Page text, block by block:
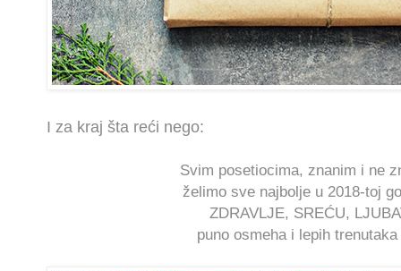
I za kraj šta reći nego:
Svim posetiocima, znanim i ne
želimo sve najbolje u 2018-toj
ZDRAVLJE, SREĆU,
puno osmeha i lepih